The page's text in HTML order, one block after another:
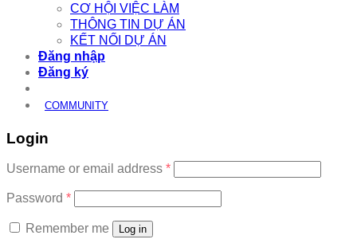
CƠ HỘI VIỆC LÀM
THÔNG TIN DỰ ÁN
KẾT NỐI DỰ ÁN
Đăng nhập
Đăng ký
COMMUNITY
Login
Username or email address *Required
Password *Required
Remember me Log in